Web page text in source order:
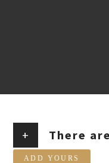
+ There
ADD YOURS